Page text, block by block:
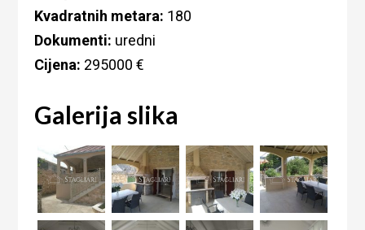
Kvadratnih metara: 180
Dokumenti: uredni
Cijena: 295000 €
Galerija slika